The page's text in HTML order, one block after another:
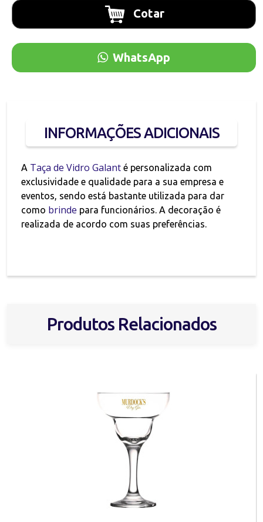
Cotar
WhatsApp
INFORMAÇÕES ADICIONAIS
A Taça de Vidro Galant é personalizada com
exclusividade e qualidade para a sua empresa e
eventos, sendo está bastante utilizada para dar
como brinde para funcionários. A decoração é
realizada de acordo com suas preferências.
Produtos Relacionados